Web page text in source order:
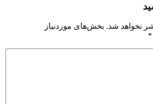
نخواهد شد. بخش‌های موردنیاز
*